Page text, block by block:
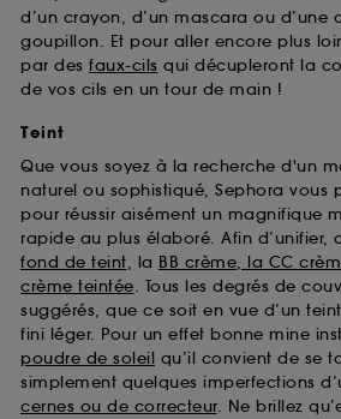
d’un crayon, d’un mascara ou d’une
goupillon. Et pour aller encore plus
par des faux-cils qui décupleront la
de vos cils en un tour de main !
Teint
Que vous soyez à la recherche d'un
naturel ou sophistiqué, Sephora vous
pour réussir aisément un magnifique
rapide au plus élaboré. Afin d’unifier,
fond de teint, la BB crème, la CC
crème teintée. Tous les degrés de
suggérés, que ce soit en vue d’un
fini léger. Pour un effet bonne mine
poudre de soleil qu’il convient de se
simplement quelques imperfections
cernes ou de correcteur. Ne brillez